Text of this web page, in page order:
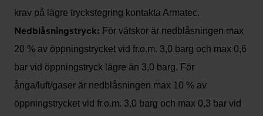
krav på lägre tryckstegring kontakta Armatec.
Nedblåsningstryck: För vätskor är nedblåsningen max
20 % av öppningstrycket vid fr.o.m. 3,0 barg och max 0,6
bar vid öppningstryck lägre än 3,0 barg. För
ånga/luft/gaser är nedblåsningen max 10 % av
öppningstrycket vid fr.o.m. 3,0 barg och max 0,3 bar vid